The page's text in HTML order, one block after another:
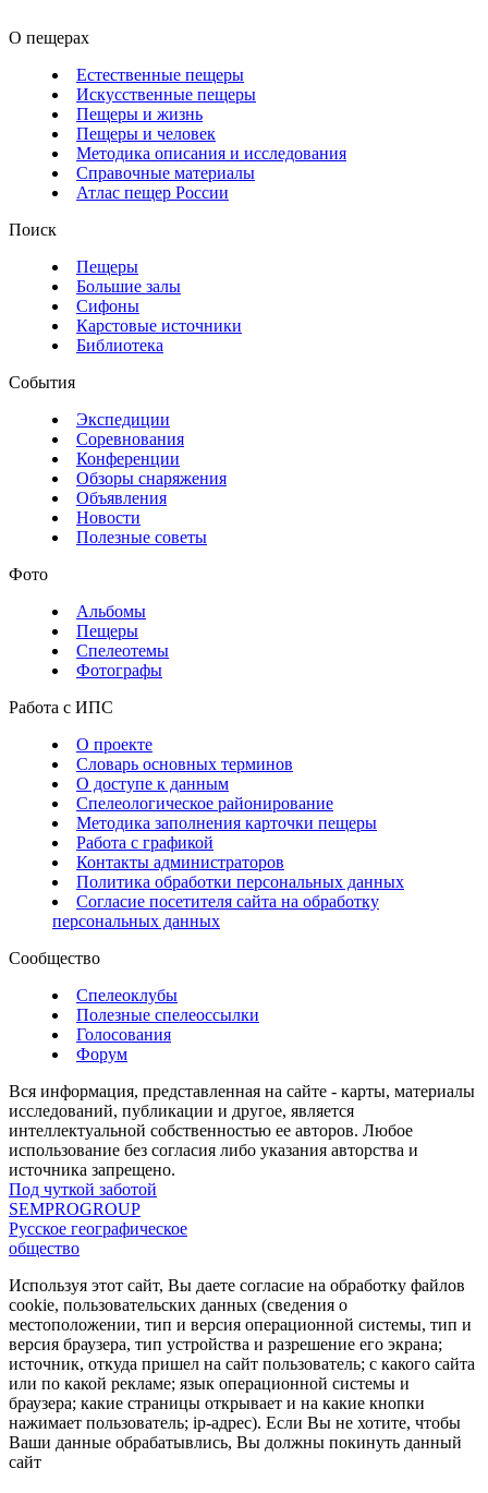
О пещерах
Естественные пещеры
Искусственные пещеры
Пещеры и жизнь
Пещеры и человек
Методика описания и исследования
Справочные материалы
Атлас пещер России
Поиск
Пещеры
Большие залы
Сифоны
Карстовые источники
Библиотека
События
Экспедиции
Соревнования
Конференции
Обзоры снаряжения
Объявления
Новости
Полезные советы
Фото
Альбомы
Пещеры
Спелеотемы
Фотографы
Работа с ИПС
О проекте
Словарь основных терминов
О доступе к данным
Спелеологическое районирование
Методика заполнения карточки пещеры
Работа с графикой
Контакты администраторов
Политика обработки персональных данных
Согласие посетителя сайта на обработку
персональных данных
Сообщество
Спелеоклубы
Полезные спелеоссылки
Голосования
Форум
Вся информация, представленная на сайте - карты, материалы
исследований, публикации и другое, является
интеллектуальной собственностью ее авторов. Любое
использование без согласия либо указания авторства и
источника запрещено.
Под чуткой заботой
SEMPROGROUP
Русское географическое
общество
Используя этот сайт, Вы даете согласие на обработку файлов
cookie, пользовательских данных (сведения о
местоположении, тип и версия операционной системы, тип и
версия браузера, тип устройства и разрешение его экрана;
источник, откуда пришел на сайт пользователь; с какого сайта
или по какой рекламе; язык операционной системы и
браузера; какие страницы открывает и на какие кнопки
нажимает пользователь; ip-адрес). Если Вы не хотите, чтобы
Ваши данные обрабатывлись, Вы должны покинуть данный
сайт